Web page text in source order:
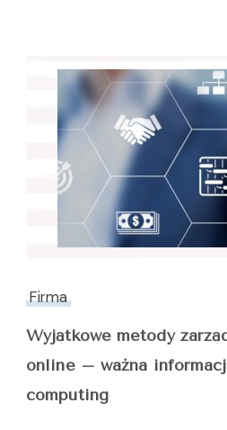
Firma
Wyjątkowe metody
online – ważna
computing